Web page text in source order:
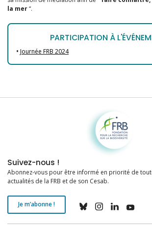
la mer“.
PARTICIPATION À
• Journée FRB 2024
Fondation pour la recherche sur la biodiversité
Suivez-nous !
Abonnez-vous pour être informé en priorité de
actualités de la FRB et de son Cesab.
Je m’abonne !